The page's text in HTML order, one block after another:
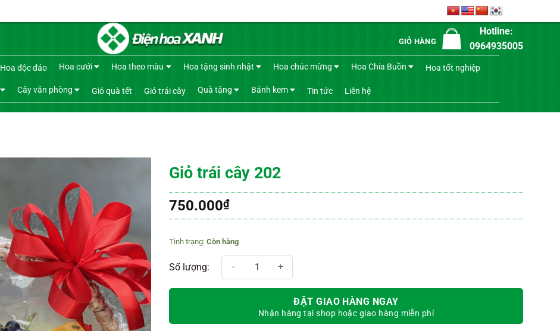
GIỎ HÀNG
Hotline:
0964935005
Hoa độc đáo Hoa cưới Hoa theo màu Hoa tặng sinh nhật Hoa chúc mừng Hoa Chia Buồn Hoa tốt nghiệp
Cây văn phòng Giỏ quà tết Giỏ trái cây Quà tặng Bánh kem Tin tức Liên hệ
Giỏ trái cây 202
750.000₫
Còn hàng
Giỏ trái cây 202 số lượng
ĐẶT GIAO HÀNG NGAY
Nhận hàng tại shop hoặc giao hàng miễn phí